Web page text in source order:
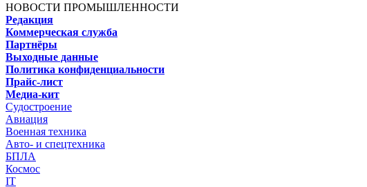
НОВОСТИ ПРОМЫШЛЕННОСТИ
Редакция
Коммерческая служба
Партнёры
Выходные данные
Политика конфиденциальности
Прайс-лист
Медиа-кит
Судостроение
Авиация
Военная техника
Авто- и спецтехника
БПЛА
Космос
IT